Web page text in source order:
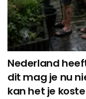
Nederland
dit mag je nu
kan het je